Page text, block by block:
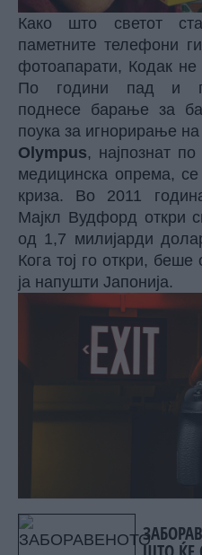
Како што светот
паметните телефони
фотоапарати, Кодак
По години пад и
поднесе барање за
поука за игнорирање
Olympus, најпознат
медицинска опрема,
криза. Во 2011
Мајкл Вудфорд откри
од 1,7 милијарди
Кога тој го откри,
ја напушти Јапонија.